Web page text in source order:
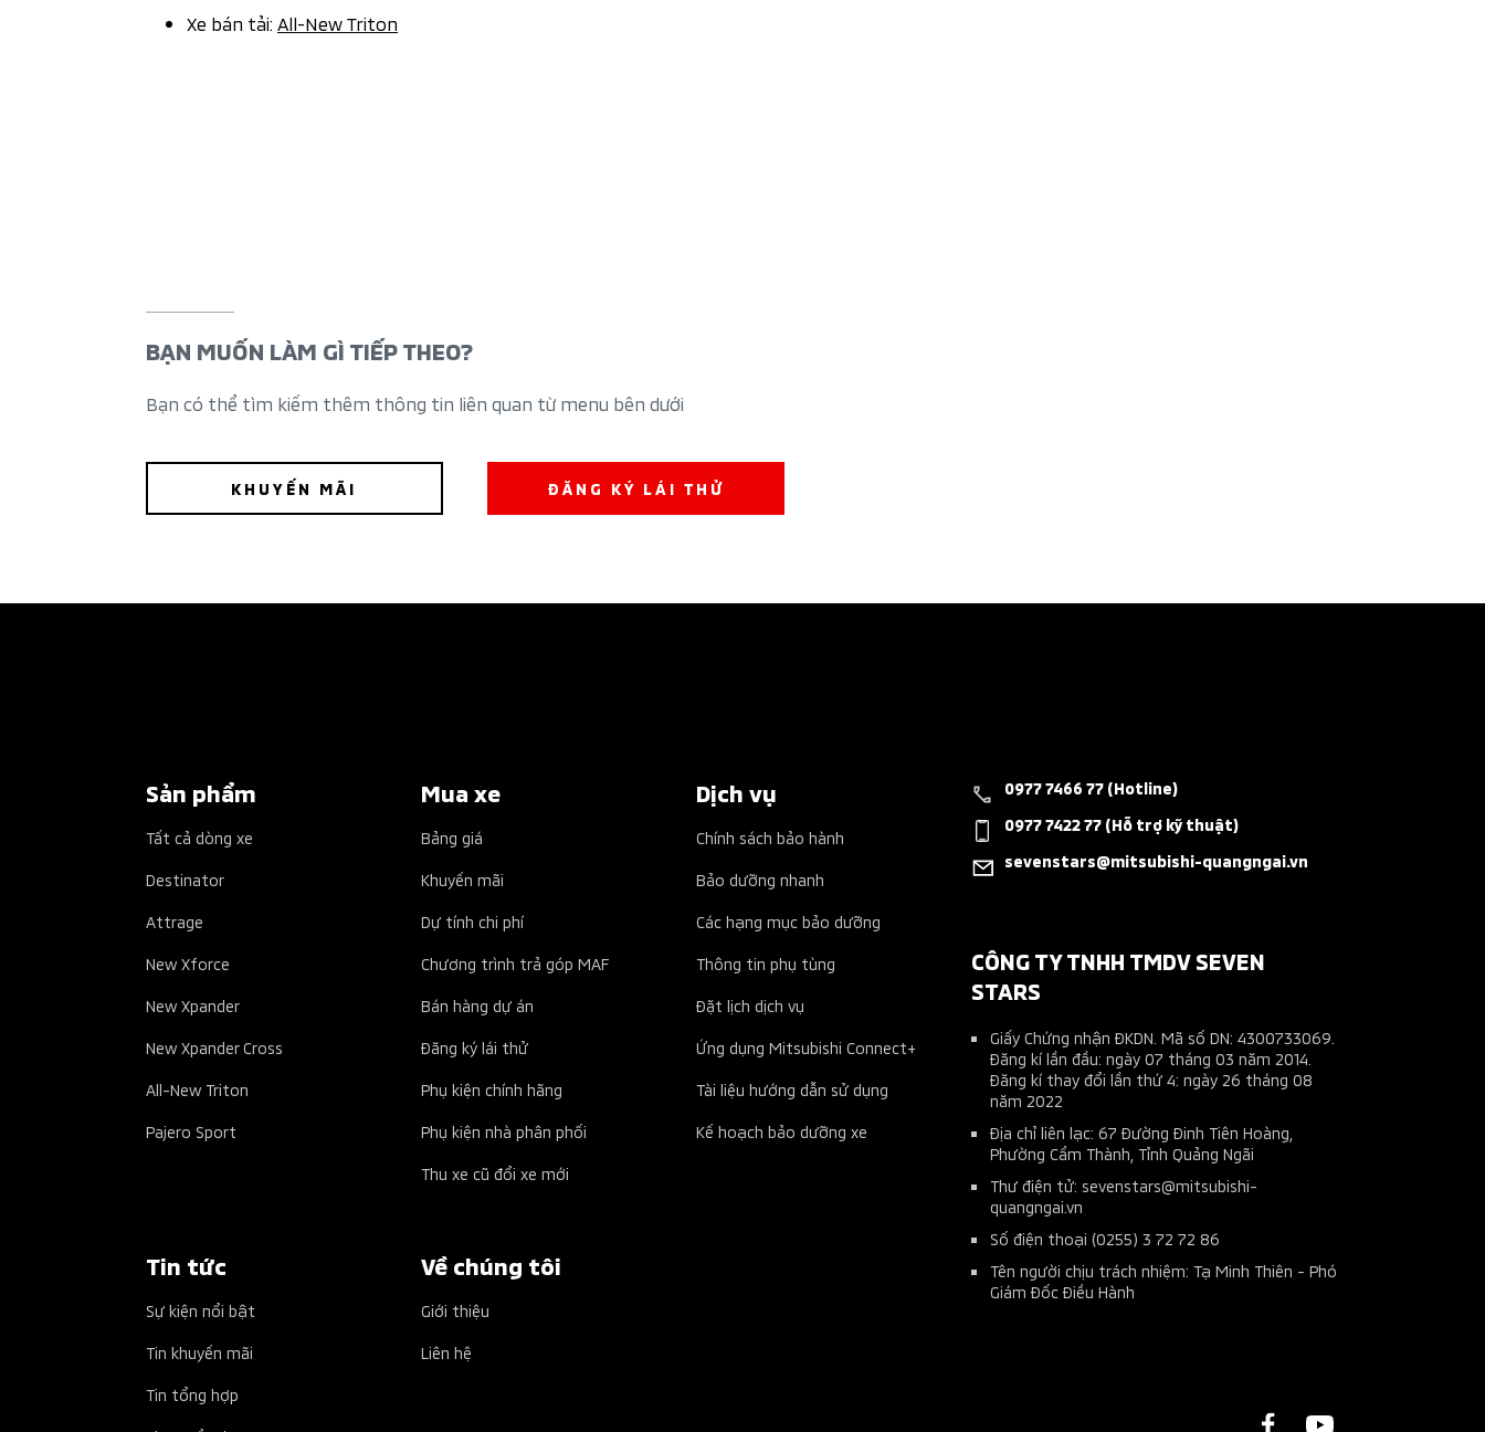
Xe bán tải: All-New Triton
BẠN MUỐN LÀM GÌ TIẾP THEO?
Bạn có thể tìm kiếm thêm thông tin liên quan từ menu bên dưới
KHUYẾN MÃI ĐĂNG KÝ LÁI THỬ
Sản phẩm
Tất cả dòng xe
Destinator
Attrage
New Xforce
New Xpander
New Xpander Cross
All-New Triton
Pajero Sport
Mua xe
Bảng giá
Khuyến mãi
Dự tính chi phí
Chương trình trả góp MAF
Bán hàng dự án
Đăng ký lái thử
Phụ kiện chính hãng
Phụ kiện nhà phân phối
Thu xe cũ đổi xe mới
Dịch vụ
Chính sách bảo hành
Bảo dưỡng nhanh
Các hạng mục bảo dưỡng
Thông tin phụ tùng
Đặt lịch dịch vụ
Ứng dụng Mitsubishi Connect+
Tài liệu hướng dẫn sử dụng
Kế hoạch bảo dưỡng xe
Tin tức
Sự kiện nổi bật
Tin khuyến mãi
Tin tổng hợp
Về chúng tôi
Giới thiệu
Liên hệ
0977 7466 77 (Hotline)
0977 7422 77 (Hỗ trợ kỹ thuật)
sevenstars@mitsubishi-quangngai.vn
CÔNG TY TNHH TMDV SEVEN
STARS
Giấy Chứng nhận ĐKDN. Mã số DN: 4300733069.
Đăng kí lần đầu: ngày 07 tháng 03 năm 2014.
Đăng kí thay đổi lần thứ 4: ngày 26 tháng 08
năm 2022
Địa chỉ liên lạc: 67 Đường Đinh Tiên Hoàng,
Phường Cẩm Thành, Tỉnh Quảng Ngãi
Thư điện tử: sevenstars@mitsubishi-
quangngai.vn
Số điện thoại (0255) 3 72 72 86
Tên người chịu trách nhiệm: Tạ Minh Thiên - Phó
Giám Đốc Điều Hành